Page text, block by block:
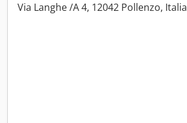
Via Langhe /A 4, 12042 Pollenzo, Italia